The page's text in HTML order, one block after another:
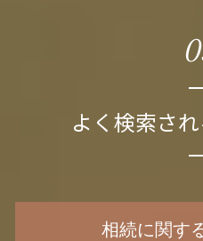
よく検索さ
相続に関す